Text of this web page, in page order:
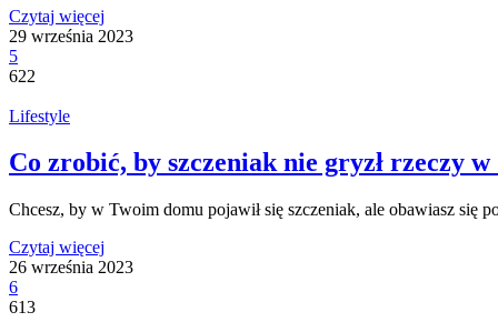
Czytaj więcej
29 września 2023
5
622
Lifestyle
Co zrobić, by szczeniak nie gryzł rzeczy w
Chcesz, by w Twoim domu pojawił się szczeniak, ale obawiasz
Czytaj więcej
26 września 2023
6
613